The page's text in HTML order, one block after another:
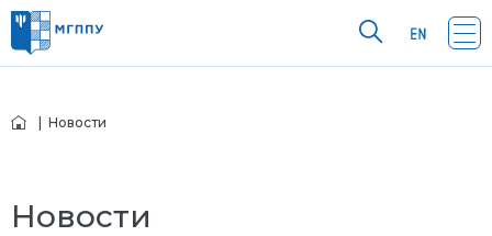
| Новости
Новости